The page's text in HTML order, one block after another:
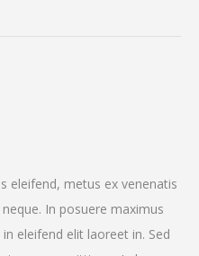
eleifend, metus ex venenatis
In posuere maximus
eleifend elit laoreet in. Sed